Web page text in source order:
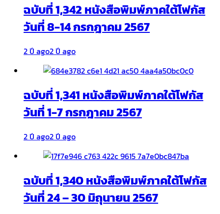
ฉบับที่ 1,342 หนังสือพิมพ์ภาคใต้โฟกัส
วันที่ 8-14 กรกฎาคม 2567
2 ปี ago2 ปี ago
ฉบับที่ 1,341 หนังสือพิมพ์ภาคใต้โฟกัส
วันที่ 1-7 กรกฎาคม 2567
2 ปี ago2 ปี ago
ฉบับที่ 1,340 หนังสือพิมพ์ภาคใต้โฟกัส
วันที่ 24 – 30 มิถุนายน 2567